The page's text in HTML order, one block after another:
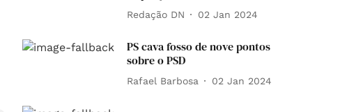
Redação DN 02 Jan 2024
PS cava fosso de nove pontos
sobre o PSD
Rafael Barbosa 02 Jan 2024